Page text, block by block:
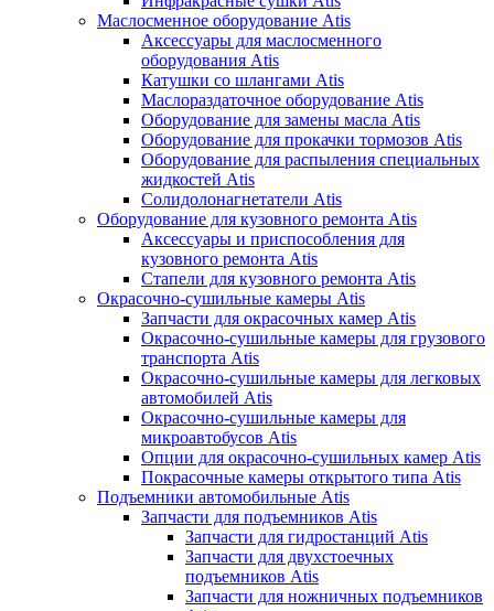
Маслосменное оборудование Atis
Аксессуары для маслосменного
оборудования Atis
Катушки со шлангами Atis
Маслораздаточное оборудование Atis
Оборудование для замены масла Atis
Оборудование для прокачки тормозов Atis
Оборудование для распыления специальных
жидкостей Atis
Солидолонагнетатели Atis
Оборудование для кузовного ремонта Atis
Аксессуары и приспособления для
кузовного ремонта Atis
Стапели для кузовного ремонта Atis
Окрасочно-сушильные камеры Atis
Запчасти для окрасочных камер Atis
Окрасочно-сушильные камеры для грузового
транспорта Atis
Окрасочно-сушильные камеры для легковых
автомобилей Atis
Окрасочно-сушильные камеры для
микроавтобусов Atis
Опции для окрасочно-сушильных камер Atis
Покрасочные камеры открытого типа Atis
Подъемники автомобильные Atis
Запчасти для подъемников Atis
Запчасти для гидростанций Atis
Запчасти для двухстоечных
подъемников Atis
Запчасти для ножничных подъемников